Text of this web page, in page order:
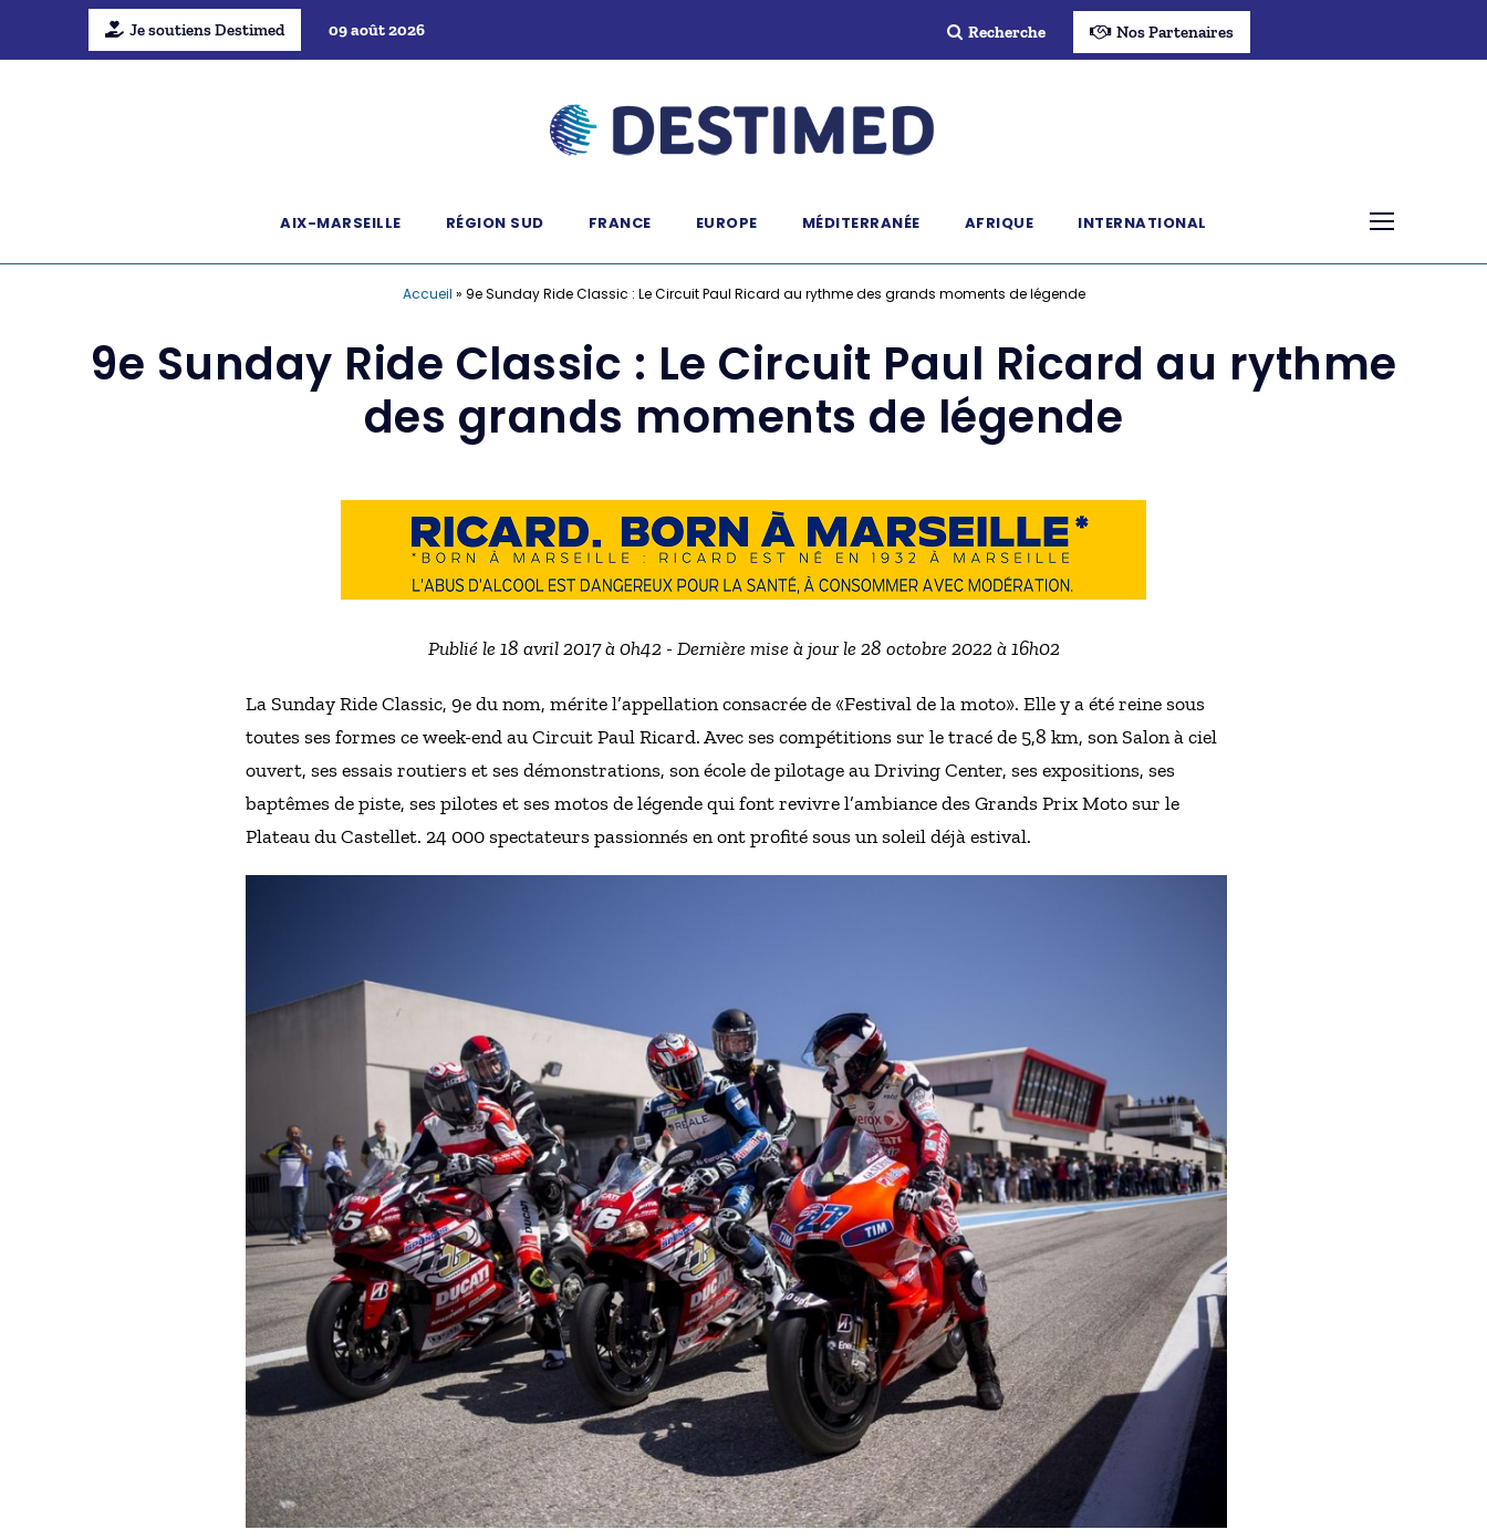
Je soutiens Destimed 09 août 2026 Recherche Nos Partenaires
AIX-MARSEILLE RÉGION SUD FRANCE EUROPE MÉDITERRANÉE AFRIQUE INTERNATIONAL
Accueil » 9e Sunday Ride Classic : Le Circuit Paul Ricard au rythme des grands moments de légende
9e Sunday Ride Classic : Le Circuit Paul Ricard au rythme
des grands moments de légende
Publié le 18 avril 2017 à 0h42 - Dernière mise à jour le 28 octobre 2022 à 16h02
La Sunday Ride Classic, 9e du nom, mérite l’appellation consacrée de «Festival de la moto». Elle y a été reine sous
toutes ses formes ce week-end au Circuit Paul Ricard. Avec ses compétitions sur le tracé de 5,8 km, son Salon à ciel
ouvert, ses essais routiers et ses démonstrations, son école de pilotage au Driving Center, ses expositions, ses
baptêmes de piste, ses pilotes et ses motos de légende qui font revivre l’ambiance des Grands Prix Moto sur le
Plateau du Castellet. 24 000 spectateurs passionnés en ont profité sous un soleil déjà estival.